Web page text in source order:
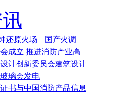
还原火场，国产火调
成立 推进消防产业高
计创新委员会建筑设计
璃会发电
书与中国消防产品信息